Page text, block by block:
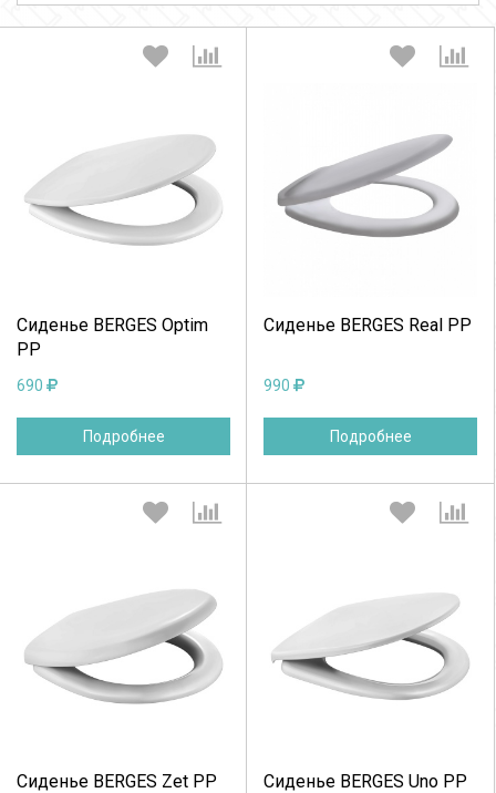
Сиденье BERGES Optim
PP
690
Подробнее
Выберите количество:
Сиденье BERGES Real PP
990
Подробнее
Выберите количество:
Сиденье BERGES Zet PP
Выберите количество:
Сиденье BERGES Uno PP
Выберите количество: